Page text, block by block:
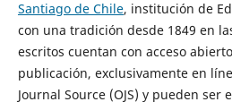
Santiago de Chile, institución de
con una tradición desde 1849 en
escritos cuentan con acceso
publicación, exclusivamente en
Journal Source (OJS) y pueden ser